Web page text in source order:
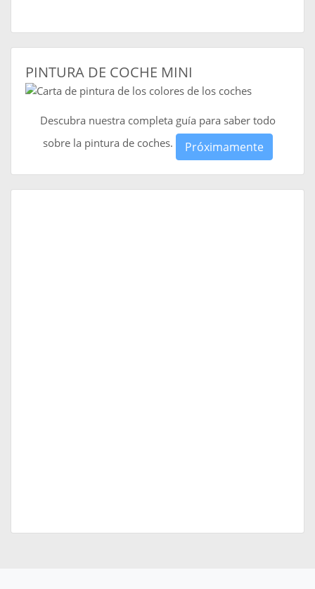
PINTURA DE COCHE MINI
Descubra nuestra completa guía para saber todo
sobre la pintura de coches.
Próximamente